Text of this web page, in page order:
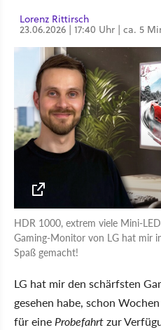
Lorenz Rittirsch
23.06.2026 | 17:40 Uhr | ca. 5
HDR 1000, extrem viele Mini-
Gaming-Monitor von LG hat mir
Spaß gemacht!
LG hat mir den schärfsten
gesehen habe, schon
für eine Probefahrtzur